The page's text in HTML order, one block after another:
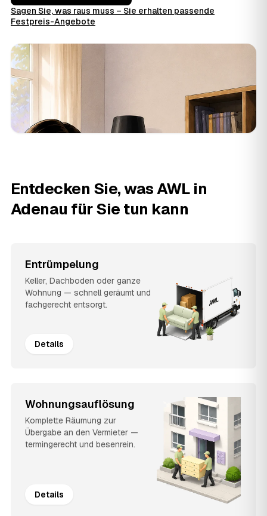
Sagen Sie, was raus muss – Sie erhalten passende
Festpreis-Angebote
Entdecken Sie, was AWL in
Adenau für Sie tun kann
Entrümpelung
Keller, Dachboden oder ganze
Wohnung — schnell geräumt und
fachgerecht entsorgt.
Details
Wohnungsauflösung
Komplette Räumung zur
Übergabe an den Vermieter —
termingerecht und besenrein.
Details